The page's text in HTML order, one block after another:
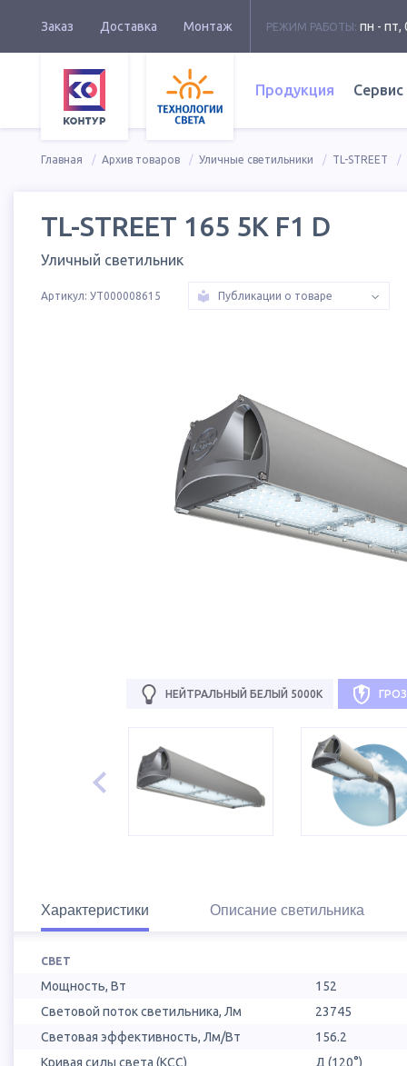
Заказ Доставка Монтаж РЕЖИМ РАБОТЫ: пн - пт,
Продукция Сервис
Главная Архив товаров Уличные светильники TL-STREET
TL-STREET 165 5K F1 D
Уличный светильник
Артикул: УТ000008615 Публикации о товаре
НЕЙТРАЛЬНЫЙ БЕЛЫЙ 5000К
Характеристики Описание светильника
СВЕТ
Мощность, Вт
152
Световой поток светильника, Лм
23745
Световая эффективность, Лм/Вт
156.2
Кривая силы света (КСС)
Д (120°)